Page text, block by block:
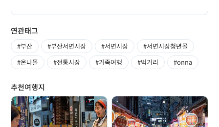
연관태그
#부산 #부산서면시장 #서면시장
#서면시장청년몰
#온나몰
#전통시장 #가족여행 #먹거리 #onna
추천여행지